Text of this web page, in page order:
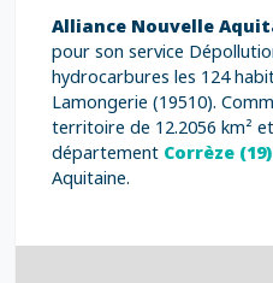
Alliance Nouvelle
pour son service
hydrocarbures les 124
Lamongerie (19510).
territoire de 12.2056 km²
département Corrèze (19)
Aquitaine.